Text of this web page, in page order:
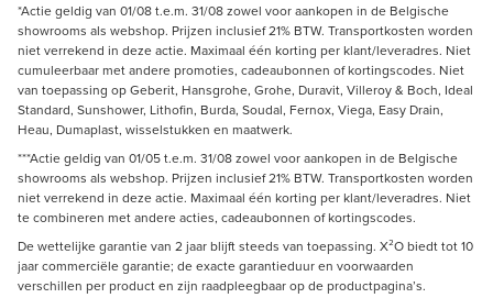
*Actie geldig van 01/08 t.e.m. 31/08 zowel voor aankopen in de Belgische
showrooms als webshop. Prijzen inclusief 21% BTW. Transportkosten worden
niet verrekend in deze actie. Maximaal één korting per klant/leveradres. Niet
cumuleerbaar met andere promoties, cadeaubonnen of kortingscodes. Niet
van toepassing op Geberit, Hansgrohe, Grohe, Duravit, Villeroy & Boch, Ideal
Standard, Sunshower, Lithofin, Burda, Soudal, Fernox, Viega, Easy Drain,
Heau, Dumaplast, wisselstukken en maatwerk.
***Actie geldig van 01/05 t.e.m. 31/08 zowel voor aankopen in de Belgische
showrooms als webshop. Prijzen inclusief 21% BTW. Transportkosten worden
niet verrekend in deze actie. Maximaal één korting per klant/leveradres. Niet
te combineren met andere acties, cadeaubonnen of kortingscodes.
De wettelijke garantie van 2 jaar blijft steeds van toepassing. X²O biedt tot 10
jaar commerciële garantie; de exacte garantieduur en voorwaarden
verschillen per product en zijn raadpleegbaar op de productpagina’s.